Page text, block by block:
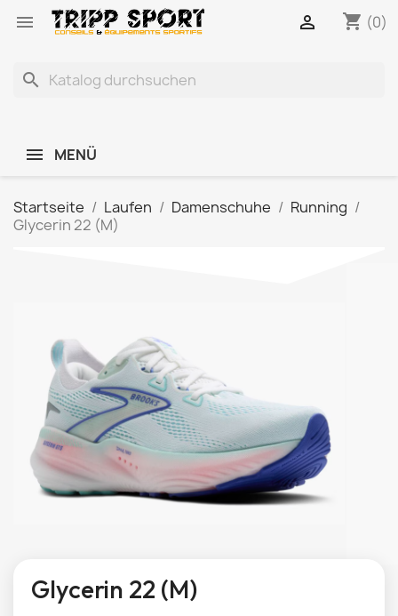
 shopping_cart (0)

search
MENÜ
Startseite Laufen Damenschuhe
Running
Glycerin 22 (M)
Glycerin 22 (M)